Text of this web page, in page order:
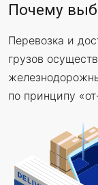
Почему
Перевозка и
грузов
по принципу